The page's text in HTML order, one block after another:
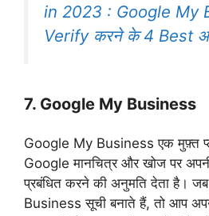
in 2023 : Google My
Verify करने के 4 Best
7. Google My Business
Google My Business एक मुफ़्त
Google मानचित्र और खोज पर
प्रबंधित करने की अनुमति देता है।
Business सूची बनाते हैं, तो आप